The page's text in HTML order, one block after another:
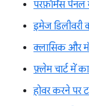
परफ़ॉर्मेंस पैनल
इमेज डिलीवरी
क्लासिक और
फ़्लेम चार्ट में
होवर करने पर